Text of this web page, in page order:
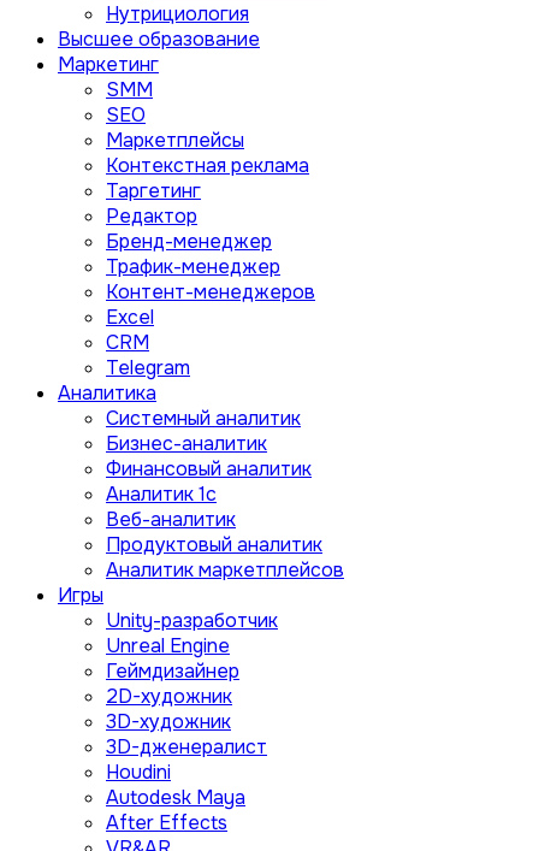
Нутрициология
Высшее образование
Маркетинг
SMM
SEO
Маркетплейсы
Контекстная реклама
Таргетинг
Редактор
Бренд-менеджер
Трафик-менеджер
Контент-менеджеров
Excel
CRM
Telegram
Аналитика
Системный аналитик
Бизнес-аналитик
Финансовый аналитик
Aналитик 1с
Веб-аналитик
Продуктовый аналитик
Аналитик маркетплейсов
Игры
Unity-разработчик
Unreal Engine
Геймдизайнер
2D-художник
3D-художник
3D-дженералист
Houdini
Autodesk Maya
After Effects